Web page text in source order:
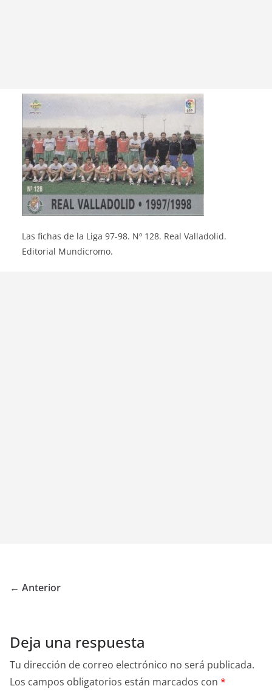
Las fichas de la Liga 97-98. Nº 128. Real Valladolid.
Editorial Mundicromo.
← Anterior
Deja una respuesta
Tu dirección de correo electrónico no será publicada.
Los campos obligatorios están marcados con *